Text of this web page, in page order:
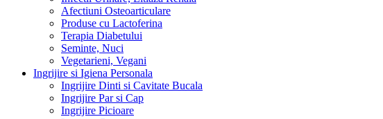
Afectiuni Osteoarticulare
Produse cu Lactoferina
Terapia Diabetului
Seminte, Nuci
Vegetarieni, Vegani
Ingrijire si Igiena Personala
Ingrijire Dinti si Cavitate Bucala
Ingrijire Par si Cap
Ingrijire Picioare